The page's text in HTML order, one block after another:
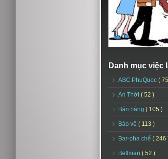
Danh mục việc
ABC PhuQuoc (
An Thới ( 52 )
Bán hàng ( 105 )
Bảo vệ ( 113 )
Bar-pha chế ( 246
Bellman ( 52 )